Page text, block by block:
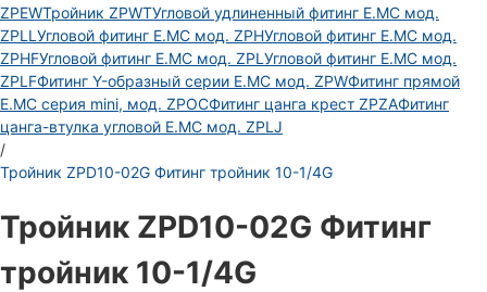
ZPEWТройник ZPWTУгловой удлиненный фитинг E.MC мод.
ZPLL Угловой фитинг E.MC мод. ZPHУгловой фитинг E.MC мод.
ZPHFУгловой фитинг E.MC мод. ZPL Угловой фитинг E.MC мод.
ZPLFФитинг Y-образный серии E.MC мод. ZPWФитинг прямой
E.MC серия mini, мод. ZPOCФитинг цанга крест ZPZAФитинг
цанга-втулка угловой Е.МС мод. ZPLJ
/
Тройник ZPD10-02G Фитинг тройник 10-1/4G
Тройник ZPD10-02G Фитинг
тройник 10-1/4G